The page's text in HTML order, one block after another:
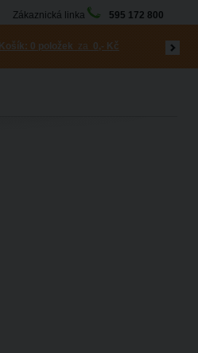
Zákaznická linka 595 172 800
Košík: 0 položek za 0,- Kč